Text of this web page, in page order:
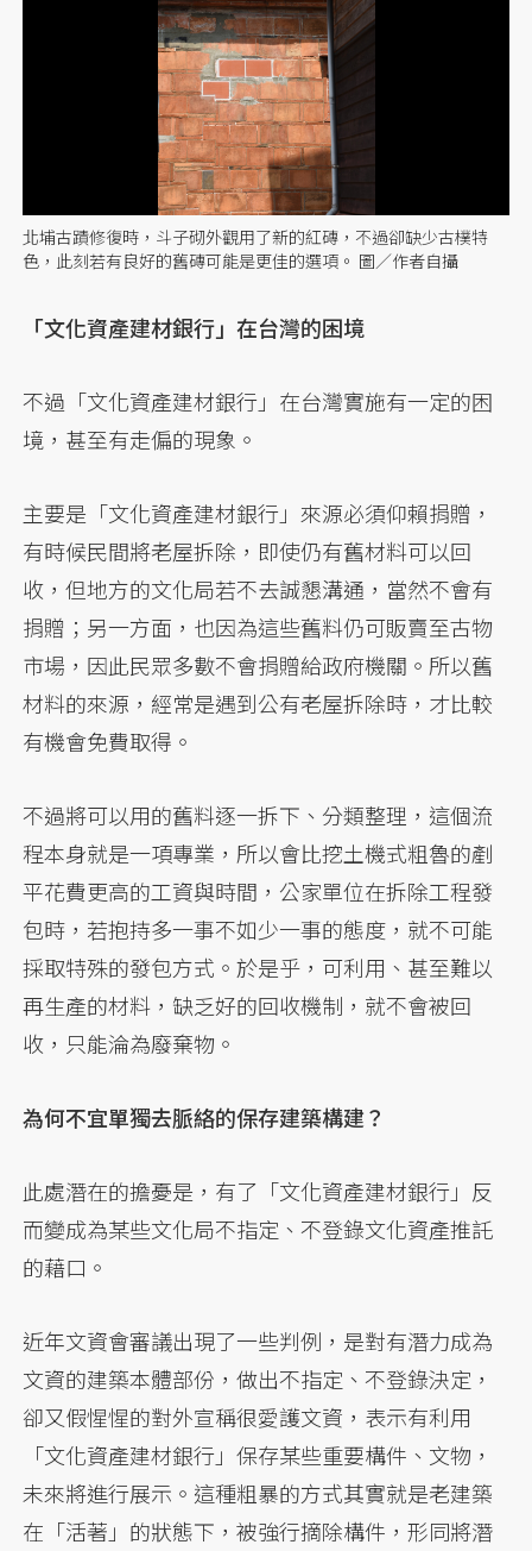
北埔古蹟修復時，斗子砌外觀用了新的紅磚，不過卻缺少古樸特
色，此刻若有良好的舊磚可能是更佳的選項。 圖／作者自攝
「文化資產建材銀行」在台灣的困境
不過「文化資產建材銀行」在台灣實施有一定的困
境，甚至有走偏的現象。
主要是「文化資產建材銀行」來源必須仰賴捐贈，
有時候民間將老屋拆除，即使仍有舊材料可以回
收，但地方的文化局若不去誠懇溝通，當然不會有
捐贈；另一方面，也因為這些舊料仍可販賣至古物
市場，因此民眾多數不會捐贈給政府機關。所以舊
材料的來源，經常是遇到公有老屋拆除時，才比較
有機會免費取得。
不過將可以用的舊料逐一拆下、分類整理，這個流
程本身就是一項專業，所以會比挖土機式粗魯的剷
平花費更高的工資與時間，公家單位在拆除工程發
包時，若抱持多一事不如少一事的態度，就不可能
採取特殊的發包方式。於是乎，可利用、甚至難以
再生產的材料，缺乏好的回收機制，就不會被回
收，只能淪為廢棄物。
為何不宜單獨去脈絡的保存建築構建？
此處潛在的擔憂是，有了「文化資產建材銀行」反
而變成為某些文化局不指定、不登錄文化資產推託
的藉口。
近年文資會審議出現了一些判例，是對有潛力成為
文資的建築本體部份，做出不指定、不登錄決定，
卻又假惺惺的對外宣稱很愛護文資，表示有利用
「文化資產建材銀行」保存某些重要構件、文物，
未來將進行展示。這種粗暴的方式其實就是老建築
在「活著」的狀態下，被強行摘除構件，形同將潛